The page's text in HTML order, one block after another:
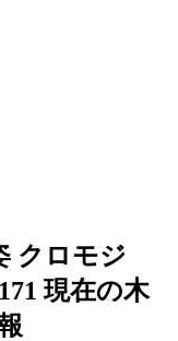
クロモジ
現在の木